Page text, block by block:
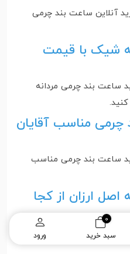
سبد خرید
0
ورود
آنلاین ساعت بند چرمی
شیک با قیمت
ساعت بند چرمی مردانه
مناسب آقایان
ساعت بند چرمی مناسب
ارزان از کجا
ساعت بند چرمی مردانه